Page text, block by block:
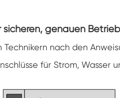
Labor prüf
PV-
sicheren, genauen
nach den
für Strom, Wasser